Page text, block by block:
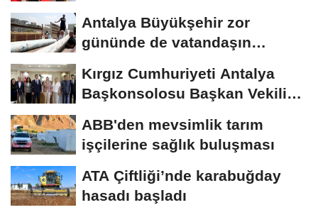
Antalya Büyükşehir zor
gününde de vatandaşın
Kırgız Cumhuriyeti Antalya
Başkonsolosu Başkan Vekili
ABB'den mevsimlik tarım
işçilerine sağlık buluşması
ATA Çiftliği’nde karabuğday
hasadı başladı